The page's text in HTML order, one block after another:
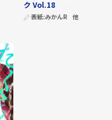
ク Vol.18
表紙:みかんR 他